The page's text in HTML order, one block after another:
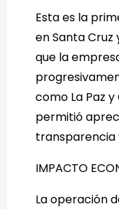
Esta es la
en Santa
que la
como La Paz
permitió
transparencia
IMPACTO
La operación